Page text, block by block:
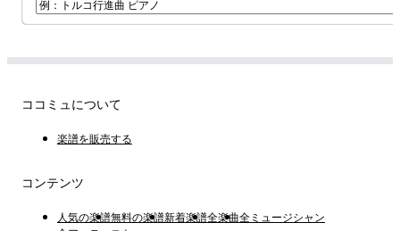
ココミュについて
楽譜を販売する
コンテンツ
人気の楽譜無料の楽譜新着楽譜全楽曲全ミュージシャン